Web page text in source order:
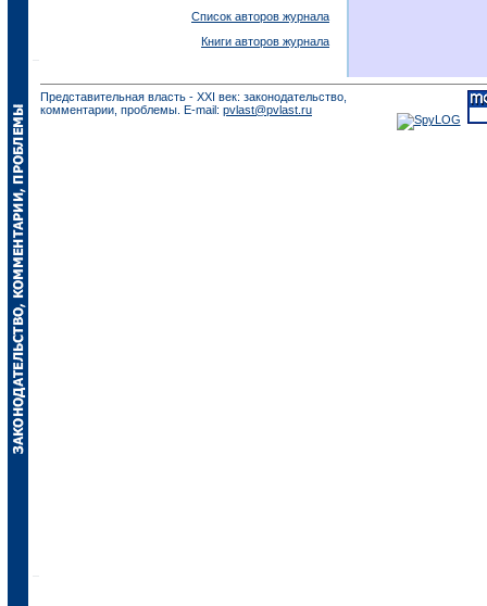
Список авторов журнала
Книги авторов журнала
Представительная власть - XXI век: законодательство,
комментарии, проблемы. E-mail: pvlast@pvlast.ru